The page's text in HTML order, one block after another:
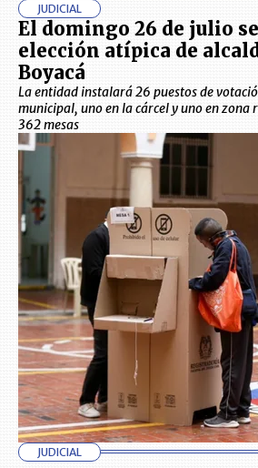
JUDICIAL
El domingo 26 de julio
elección atípica de
Boyacá
La entidad instalará 26 puestos de
municipal, uno en la cárcel y uno en zona
362 mesas
JUDICIAL